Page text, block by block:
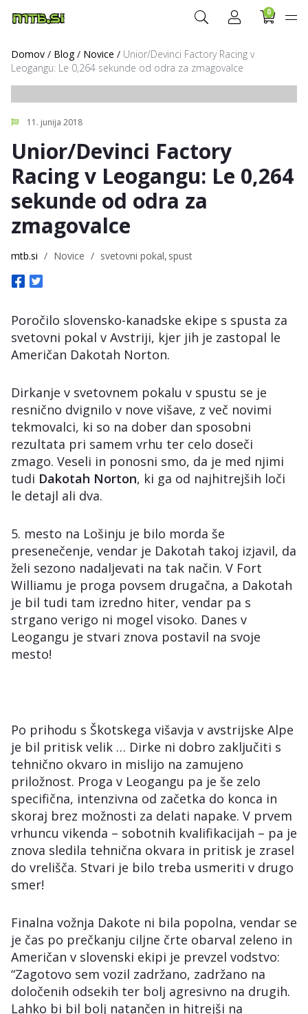
0
Domov / Blog/ Novice / Unior/Devinci Factory Racing v
Leogangu: Le 0,264 sekunde od odra za zmagovalce
11. junija 2018
Unior/Devinci Factory
Racing v Leogangu: Le 0,264
sekunde od odra za
zmagovalce
mtb.si / Novice / svetovni pokal spust
Poročilo slovensko-kanadske ekipe s spusta za
svetovni pokal v Avstriji, kjer jih je zastopal le
Američan Dakotah Norton.
Dirkanje v svetovnem pokalu v spustu se je
resnično dvignilo v nove višave, z več novimi
tekmovalci, ki so na dober dan sposobni
rezultata pri samem vrhu ter celo doseči
zmago. Veseli in ponosni smo, da je med njimi
tudi Dakotah Norton, ki ga od najhitrejših loči
le detajl ali dva.
5. mesto na Lošinju je bilo morda še
presenečenje, vendar je Dakotah takoj izjavil, da
želi sezono nadaljevati na tak način. V Fort
Williamu je proga povsem drugačna, a Dakotah
je bil tudi tam izredno hiter, vendar pa s
strgano verigo ni mogel visoko. Danes v
Leogangu je stvari znova postavil na svoje
mesto!
Po prihodu s Škotskega višavja v avstrijske Alpe
je bil pritisk velik … Dirke ni dobro zaključiti s
tehnično okvaro in mislijo na zamujeno
priložnost. Proga v Leogangu pa je še zelo
specifična, intenzivna od začetka do konca in
skoraj brez možnosti za delati napake. V prvem
vrhuncu vikenda – sobotnih kvalifikacijah – pa je
znova sledila tehnična okvara in pritisk je zrasel
do vrelišča. Stvari je bilo treba usmeriti v drugo
smer!
Finalna vožnja Dakote ni bila popolna, vendar se
je čas po prečkanju ciljne črte obarval zeleno in
Američan v slovenski ekipi je prevzel vodstvo:
“Zagotovo sem vozil zadržano, zadržano na
določenih odsekih ter bolj agresivno na drugih.
Lahko bi bil bolj natančen in hitrejši na